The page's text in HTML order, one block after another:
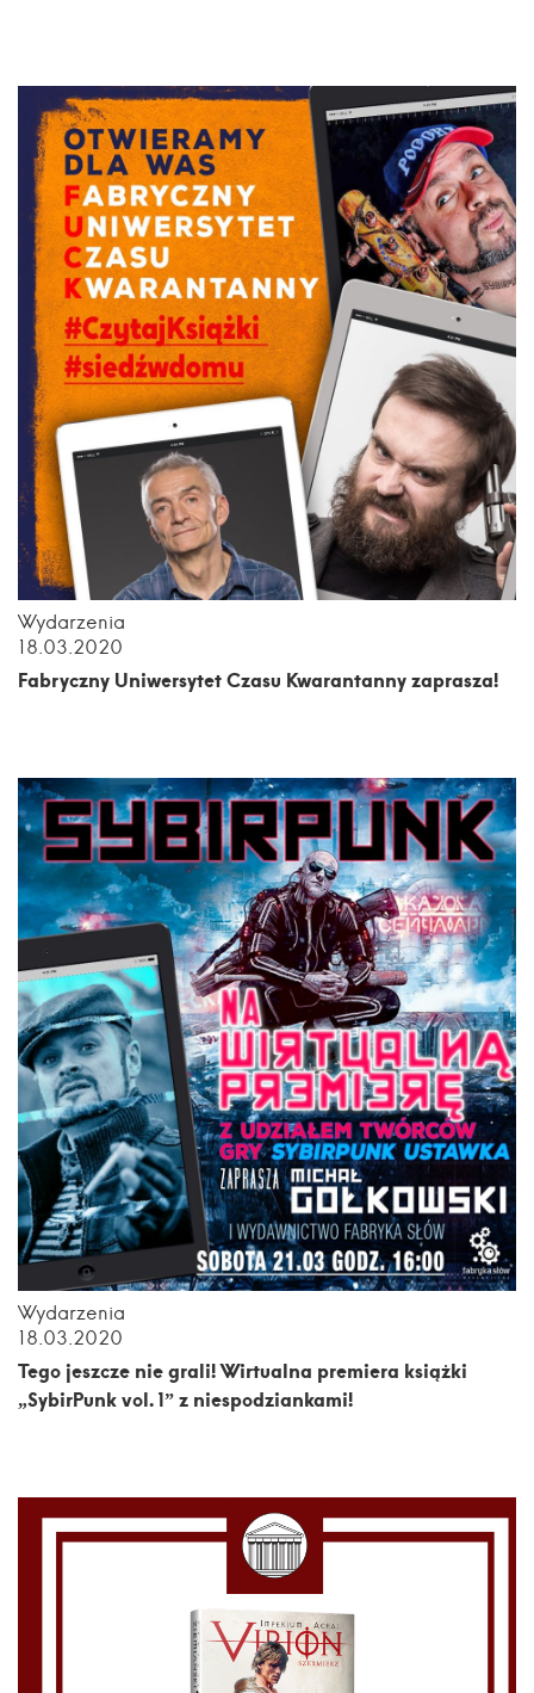
Wydarzenia
18.03.2020
Fabryczny Uniwersytet Czasu Kwarantanny zaprasza!
Wydarzenia
18.03.2020
Tego jeszcze nie grali! Wirtualna premiera książki
„SybirPunk vol. 1” z niespodziankami!